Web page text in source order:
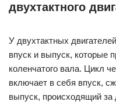
двухтактного
У двухтактных
впуск и выпуск, которые
коленчатого вала. Цикл
включает в себя впуск,
выпуск, происходящий за